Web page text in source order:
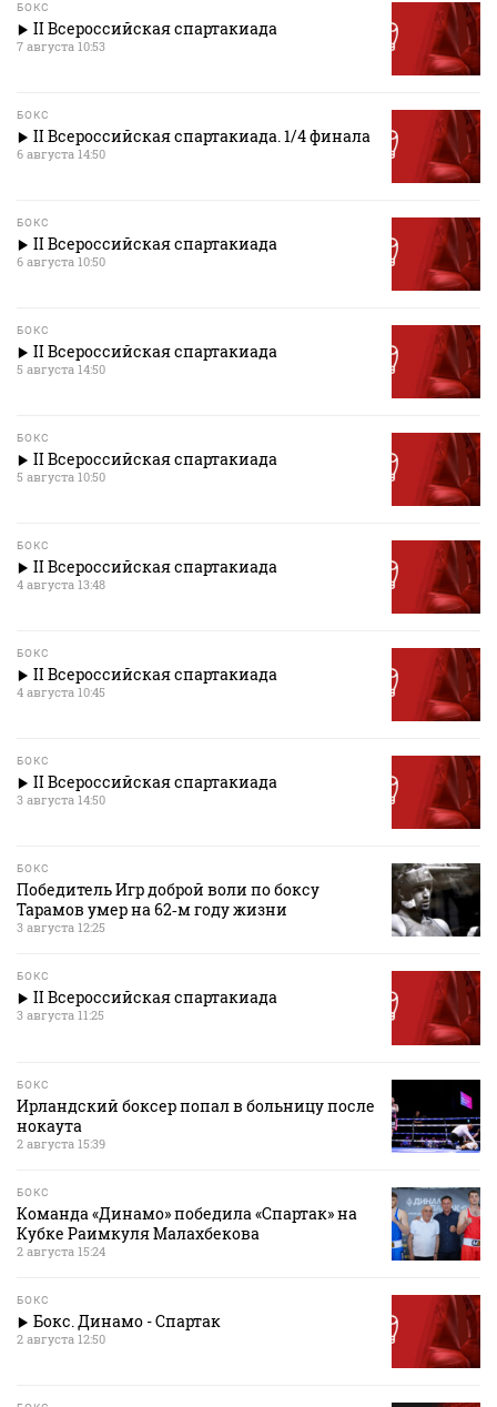
БОКС
II Всероссийская спартакиада
7 августа 10:53
БОКС
II Всероссийская спартакиада. 1/4 финала
6 августа 14:50
БОКС
II Всероссийская спартакиада
6 августа 10:50
БОКС
II Всероссийская спартакиада
5 августа 14:50
БОКС
II Всероссийская спартакиада
5 августа 10:50
БОКС
II Всероссийская спартакиада
4 августа 13:48
БОКС
II Всероссийская спартакиада
4 августа 10:45
БОКС
II Всероссийская спартакиада
3 августа 14:50
БОКС
Победитель Игр доброй воли по боксу
Тарамов умер на 62‑м году жизни
3 августа 12:25
БОКС
II Всероссийская спартакиада
3 августа 11:25
БОКС
Ирландский боксер попал в больницу после
нокаута
2 августа 15:39
БОКС
Команда «Динамо» победила «Спартак» на
Кубке Раимкуля Малахбекова
2 августа 15:24
БОКС
Бокс. Динамо - Спартак
2 августа 12:50